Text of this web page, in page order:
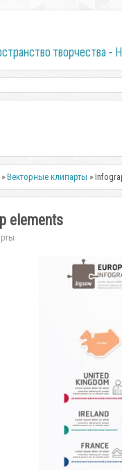
творчества -
»Векторные клипарты »
elements